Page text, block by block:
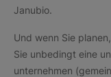
Janubio.
Und wenn Sie
Sie unbedingt eine
unternehmen